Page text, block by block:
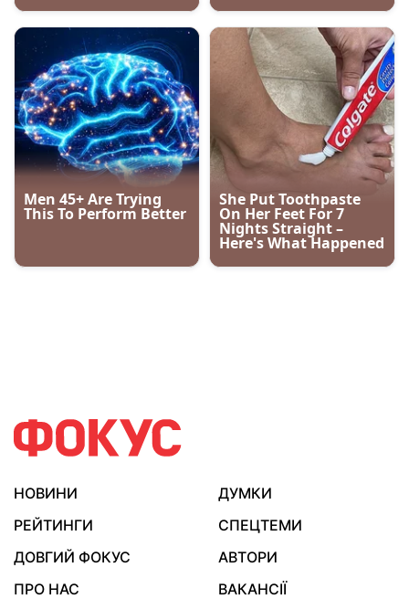
НОВИНИ
ДУМКИ
РЕЙТИНГИ
СПЕЦТЕМИ
ДОВГИЙ ФОКУС
АВТОРИ
ПРО НАС
ВАКАНСІЇ